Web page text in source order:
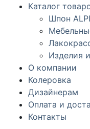
Каталог
Шпон ALPI
Изделия
О компании
Колеровка
Дизайнерам
Оплата и
Контакты